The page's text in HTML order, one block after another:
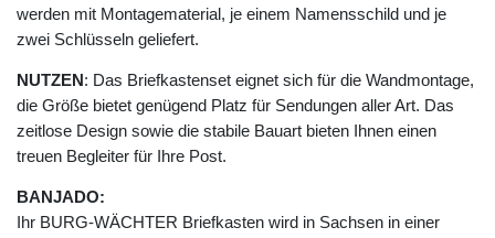
werden mit Montagematerial, je einem Namensschild und je
zwei Schlüsseln geliefert.
NUTZEN: Das Briefkastenset eignet sich für die Wandmontage,
die Größe bietet genügend Platz für Sendungen aller Art. Das
zeitlose Design sowie die stabile Bauart bieten Ihnen einen
treuen Begleiter für Ihre Post.
BANJADO:
Ihr BURG-WÄCHTER Briefkasten wird in Sachsen in einer